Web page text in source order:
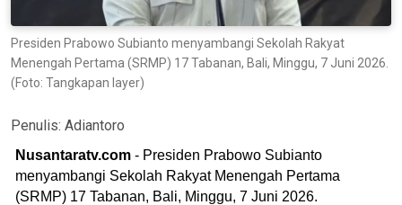
Presiden Prabowo Subianto menyambangi Sekolah Rakyat
Menengah Pertama (SRMP) 17 Tabanan, Bali, Minggu, 7 Juni 2026.
(Foto: Tangkapan layer)
Penulis: Adiantoro
Nusantaratv.com - Presiden Prabowo Subianto
menyambangi Sekolah Rakyat Menengah Pertama
(SRMP) 17 Tabanan, Bali, Minggu, 7 Juni 2026.